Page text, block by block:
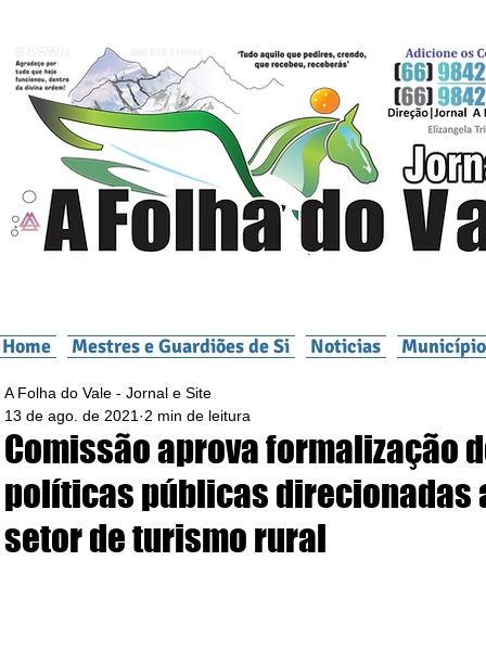
Home Mestres e Guardiões de Si Noticias
Comissão aprova formalização
políticas públicas direcionadas
setor de turismo rural
A Folha do Vale - Jornal e Site
13 de ago. de 2021 2 min de leitura